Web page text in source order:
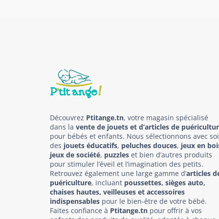
Découvrez Ptitange.tn, votre magasin spécialisé
dans la vente de jouets et d’articles de
pour bébés et enfants. Nous sélectionnons avec
des jouets éducatifs, peluches douces, jeux en
jeux de société, puzzles et bien d’autres produits
pour stimuler l’éveil et l’imagination des petits.
Retrouvez également une large gamme d’articles
puériculture, incluant poussettes, sièges auto,
chaises hautes, veilleuses et accessoires
indispensables pour le bien-être de votre bébé.
Faites confiance à Ptitange.tn pour offrir à vos